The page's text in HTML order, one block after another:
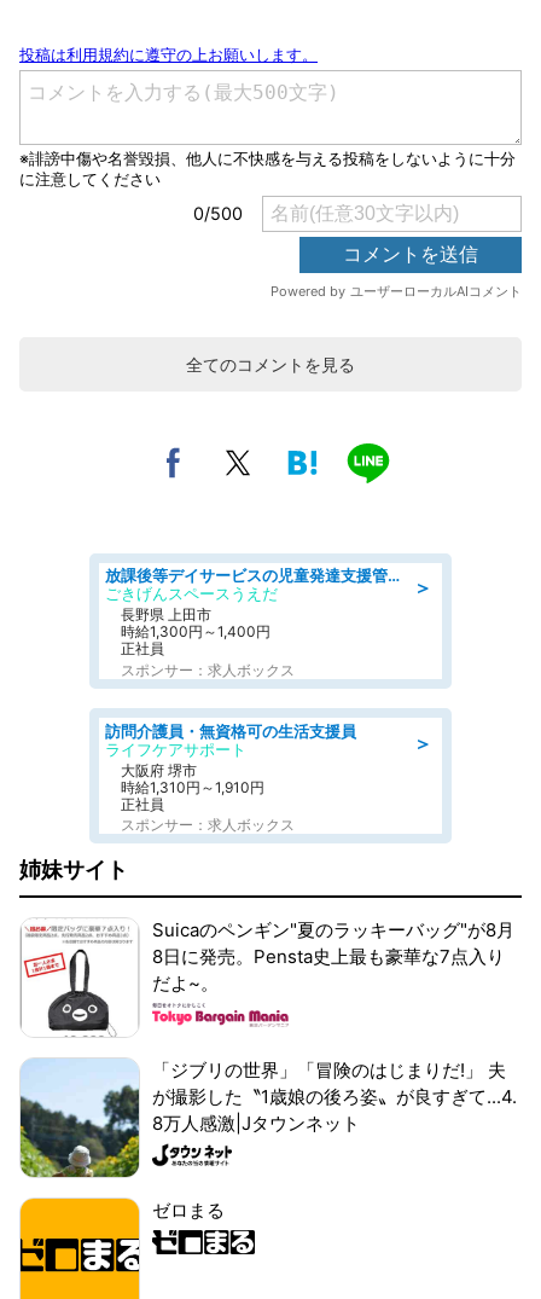
全てのコメントを見る
＞
放課後等デイサービスの児童発達支援管理責任者
ごきげんスペースうえだ
長野県 上田市
時給1,300円～1,400円
正社員
スポンサー：求人ボックス
＞
訪問介護員・無資格可の生活支援員
ライフケアサポート
大阪府 堺市
時給1,310円～1,910円
正社員
スポンサー：求人ボックス
姉妹サイト
Suicaのペンギン"夏のラッキーバッグ"が8月
8日に発売。Pensta史上最も豪華な7点入り
だよ~。
「ジブリの世界」「冒険のはじまりだ!」 夫
が撮影した〝1歳娘の後ろ姿〟が良すぎて...4.
8万人感激|Jタウンネット
ゼロまる